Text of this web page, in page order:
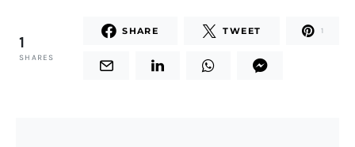
1
SHARES
SHARE TWEET 1